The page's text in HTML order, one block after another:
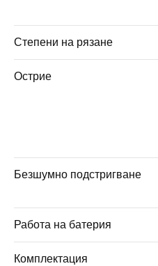
Степени на рязане
Острие
Безшумно подстригване
Работа на батерия
Комплектация